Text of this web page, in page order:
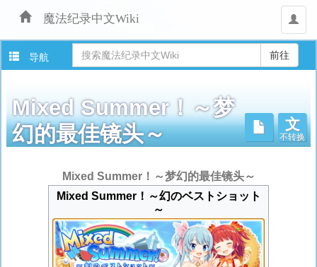
魔法纪录中文Wiki
用
户
导航
Mixed Summer！～梦
幻的最佳镜头～
文
不转换
Mixed Summer！～梦幻的最佳镜头～
Mixed Summer！～幻のベストショット
～